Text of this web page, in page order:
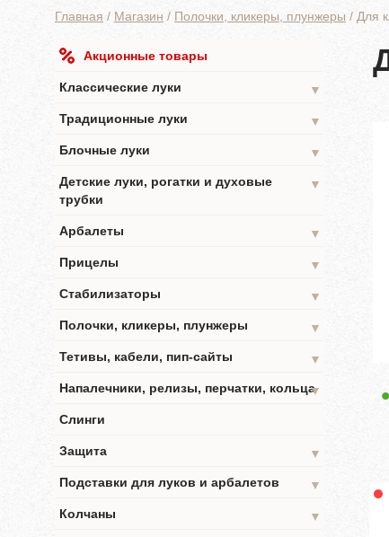
Главная / Магазин / Полочки, кликеры, плунжеры / Для
Акционные товары
Классические луки
▼
Традиционные луки
▼
Блочные луки
▼
Детские луки, рогатки и духовые
трубки
▼
Арбалеты
▼
Прицелы
▼
Стабилизаторы
▼
Полочки, кликеры, плунжеры
▼
Тетивы, кабели, пип-сайты
▼
Напалечники, релизы, перчатки, кольца▼
Слинги
Защита
▼
Подставки для луков и арбалетов
▼
Колчаны
▼